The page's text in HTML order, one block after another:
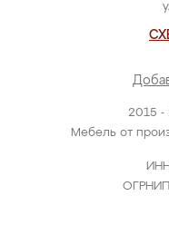
2015 -
Мебель от